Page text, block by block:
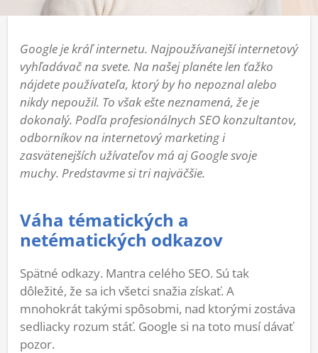
Google je kráľ internetu. Najpoužívanejší internetový
vyhľadávač na svete. Na našej planéte len ťažko
nájdete používateľa, ktorý by ho nepoznal alebo
nikdy nepoužil. To však ešte neznamená, že je
dokonalý. Podľa profesionálnych SEO konzultantov,
odborníkov na internetový marketing i
zasvätenejších užívateľov má aj Google svoje
muchy. Predstavme si tri najväčšie.
Váha tématických a
netématických odkazov
Spätné odkazy. Mantra celého SEO. Sú tak
dôležité, že sa ich všetci snažia získať. A
mnohokrát takými spôsobmi, nad ktorými zostáva
sedliacky rozum stáť. Google si na toto musí dávať
pozor.